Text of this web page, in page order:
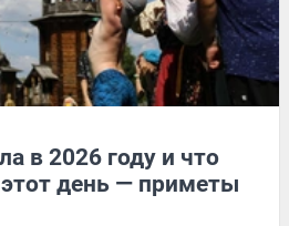
в 2026 году и что
день — приметы